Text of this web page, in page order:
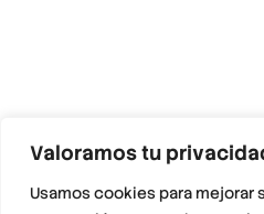
Valoramos tu
Usamos cookies para mejorar